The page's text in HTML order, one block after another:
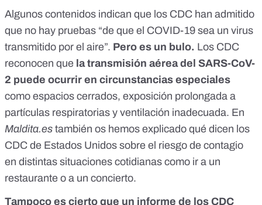
Algunos contenidos indican que los CDC han admitido
que no hay pruebas “de que el COVID-19 sea un virus
transmitido por el aire”. Pero es un bulo. Los CDC
reconocen que la transmisión aérea del SARS-CoV-
2 puede ocurrir en circunstancias especiales
como espacios cerrados, exposición prolongada a
partículas respiratorias y ventilación inadecuada. En
Maldita.es también os hemos explicado qué dicen los
CDC de Estados Unidos sobre el riesgo de contagio
en distintas situaciones cotidianas como ir a un
restaurante o a un concierto.
Tampoco es cierto que un informe de los CDC